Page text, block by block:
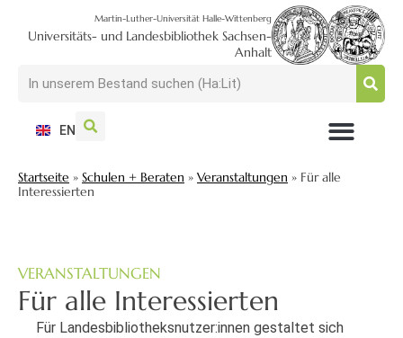
Martin-Luther-Universität Halle-Wittenberg
Universitäts- und Landesbibliothek Sachsen-
Anhalt
EN
Startseite » Schulen + Beraten » Veranstaltungen » Für alle
Interessierten
VERANSTALTUNGEN
Für alle Interessierten
Für Landesbibliotheksnutzer:innen gestaltet sich